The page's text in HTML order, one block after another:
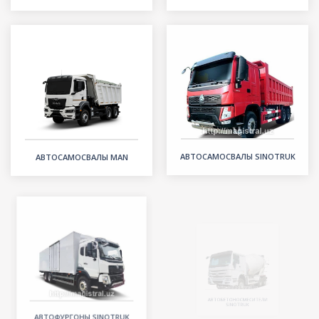
АВТОСАМОСВАЛЫ MAN АВТОСАМОСВАЛЫ SINOTRUK